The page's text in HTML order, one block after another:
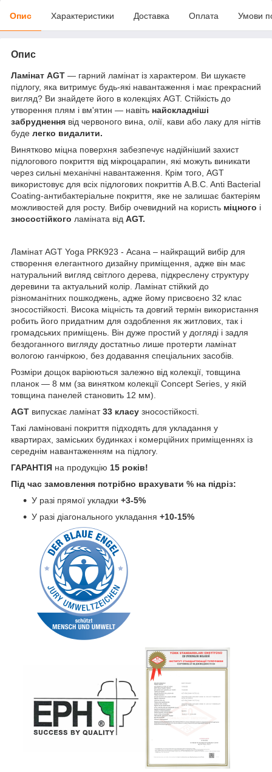
Опис Характеристики Доставка Оплата Умови
Опис
Ламінат AGT — гарний ламінат із характером. Ви шукаєте
підлогу, яка витримує будь-які навантаження і має прекрасний
вигляд? Ви знайдете його в колекціях AGT. Стійкість до
утворення плям і вм'ятин — навіть найскладніші
забруднення від червоного вина, олії, кави або лаку для нігтів
буде легко видалити.
Винятково міцна поверхня забезпечує надійніший захист
підлогового покриття від мікроцарапин, які можуть виникати
через сильні механічні навантаження. Крім того, AGT
використовує для всіх підлогових покриттів A.B.C. Anti Bacterial
Coating-антибактеріальне покриття, яке не залишає бактеріям
можливостей для росту. Вибір очевидний на користь міцного і
зносостійкого ламіната від AGT.
Ламінат AGT Yoga PRK923 - Асана – найкращий вибір для
створення елегантного дизайну приміщення, адже він має
натуральний вигляд світлого дерева, підкреслену структуру
деревини та актуальний колір. Ламінат стійкий до
різноманітних пошкоджень, адже йому присвоєно 32 клас
зносостійкості. Висока міцність та довгий термін використання
робить його придатним для оздоблення як житлових, так і
громадських приміщень. Він дуже простий у догляді і задля
бездоганного вигляду достатньо лише протерти ламінат
вологою ганчіркою, без додавання спеціальних засобів.
Розміри дощок варіюються залежно від колекції, товщина
планок — 8 мм (за винятком колекції Concept Series, у якій
товщина панелей становить 12 мм).
AGT випускає ламінат33 класу зносостійкості.
Такі ламіновані покриття підходять для укладання у
квартирах, заміських будинках і комерційних приміщеннях із
середнім навантаженням на підлогу.
ГАРАНТІЯ на продукцію 15 років!
Під час замовлення потрібно врахувати % на підріз:
У разі прямої укладки +3-5%
У разі діагонального укладання +10-15%